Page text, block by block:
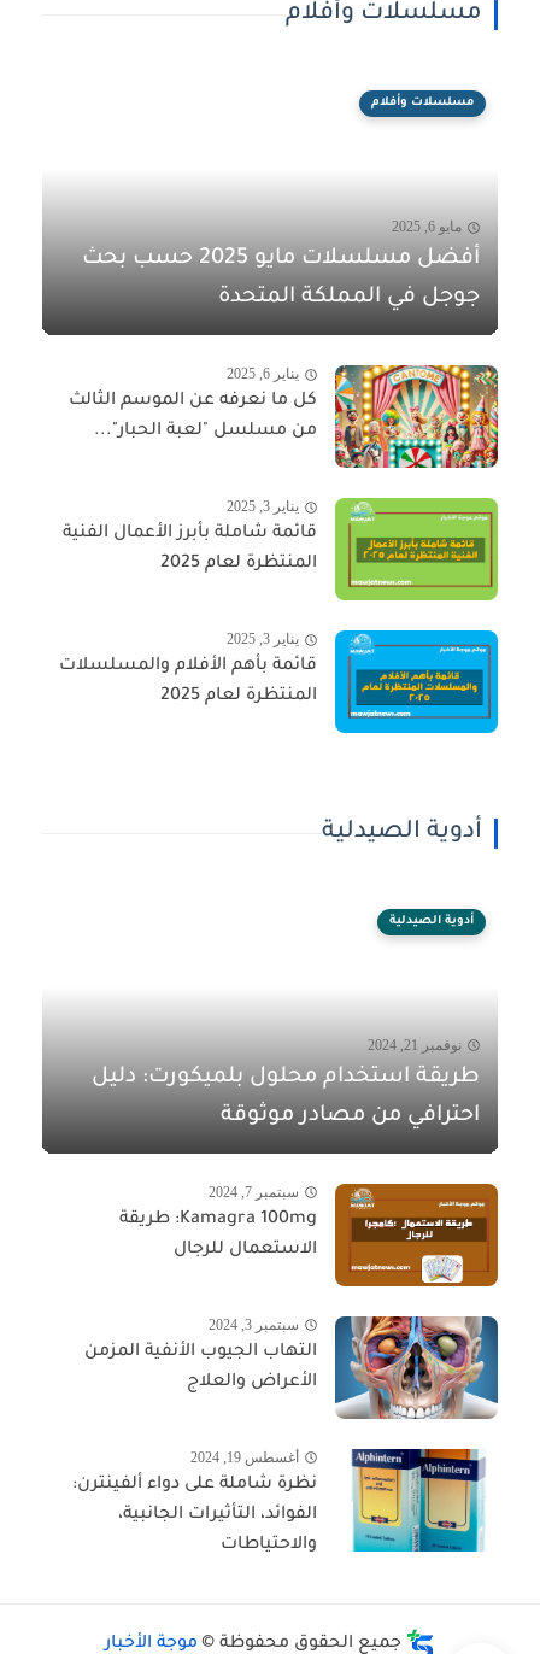
مسلسلات وأفلام
مسلسلات وأفلام
مايو 6, 2025
أفضل مسلسلات مايو 2025 حسب بحث
جوجل في المملكة المتحدة
يناير 6, 2025
كل ما نعرفه عن الموسم الثالث
من مسلسل "لعبة الحبار"...
يناير 3, 2025
قائمة شاملة بأبرز الأعمال الفنية
المنتظرة لعام 2025
يناير 3, 2025
قائمة بأهم الأفلام والمسلسلات
المنتظرة لعام 2025
أدوية الصيدلية
أدوية الصيدلية
نوفمبر 21, 2024
طريقة استخدام محلول بلميكورت: دليل
احترافي من مصادر موثوقة
سبتمبر 7, 2024
Kamagra 100mg: طريقة
الاستعمال للرجال
سبتمبر 3, 2024
التهاب الجيوب الأنفية المزمن
الأعراض والعلاج
أغسطس 19, 2024
نظرة شاملة على دواء ألفينترن:
الفوائد، التأثيرات الجانبية،
والاحتياطات
جميع الحقوق محفوظة © موجة الأخبار